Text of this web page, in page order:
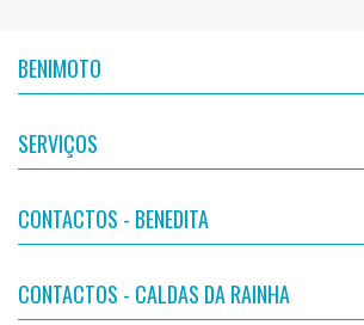
BENIMOTO
SERVIÇOS
CONTACTOS - BENEDITA
CONTACTOS - CALDAS DA RAINHA